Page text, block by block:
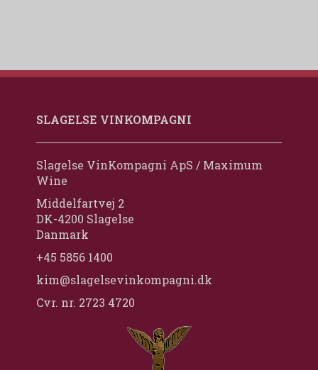
SLAGELSE VINKOMPAGNI
Slagelse VinKompagni ApS / Maximum
Wine
Middelfartvej 2
DK-4200 Slagelse
Danmark
+45 5856 1400
kim@slagelsevinkompagni.dk
Cvr. nr. 2723 4720